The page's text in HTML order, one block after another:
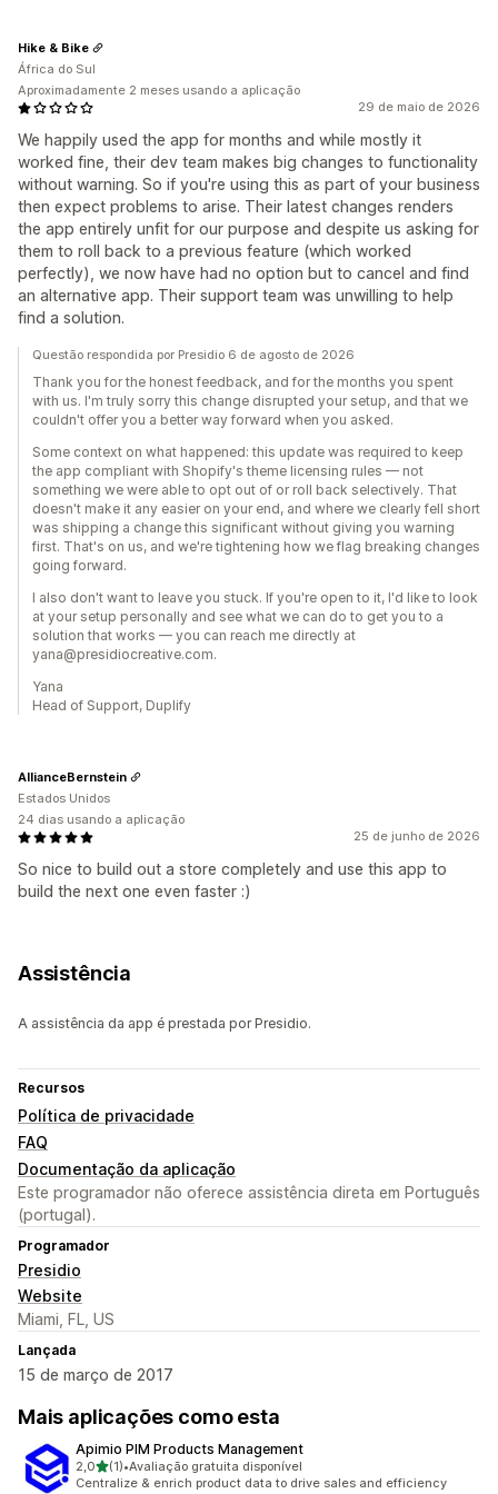
29 de maio de 2026
We happily used the app for months and while mostly it
worked fine, their dev team makes big changes to functionality
without warning. So if you're using this as part of your business
then expect problems to arise. Their latest changes renders
the app entirely unfit for our purpose and despite us asking for
them to roll back to a previous feature (which worked
perfectly), we now have had no option but to cancel and find
an alternative app. Their support team was unwilling to help
find a solution.
Hike & Bike
África do Sul
Aproximadamente 2 meses usando a aplicação
Questão respondida por Presidio 6 de agosto de 2026
Thank you for the honest feedback, and for the months you spent
with us. I'm truly sorry this change disrupted your setup, and that we
couldn't offer you a better way forward when you asked.
Some context on what happened: this update was required to keep
the app compliant with Shopify's theme licensing rules — not
something we were able to opt out of or roll back selectively. That
doesn't make it any easier on your end, and where we clearly fell short
was shipping a change this significant without giving you warning
first. That's on us, and we're tightening how we flag breaking changes
going forward.
I also don't want to leave you stuck. If you're open to it, I'd like to look
at your setup personally and see what we can do to get you to a
solution that works — you can reach me directly at
yana@presidiocreative.com.
Yana
Head of Support, Duplify
25 de junho de 2026
So nice to build out a store completely and use this app to
build the next one even faster :)
AllianceBernstein
Estados Unidos
24 dias usando a aplicação
Assistência
A assistência da app é prestada por Presidio.
Recursos
Política de privacidade
FAQ
Documentação da aplicação
Este programador não oferece assistência direta em Português
(portugal).
Programador
Presidio
Website
Miami, FL, US
Lançada
15 de março de 2017
Mais aplicações como esta
Apimio PIM Products Management
2,0de 5 estrelas
(1)
1 total de avaliações
•Avaliação gratuita disponível
Centralize & enrich product data to drive sales and efficiency